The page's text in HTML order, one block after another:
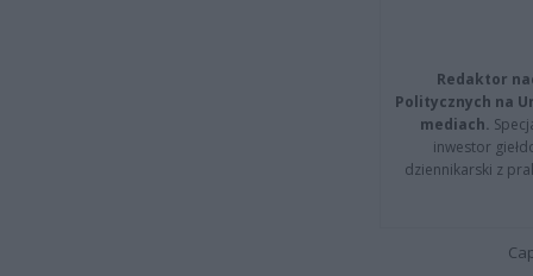
Redaktor
Politycznych na
mediach.
inwestor
dziennikarski z